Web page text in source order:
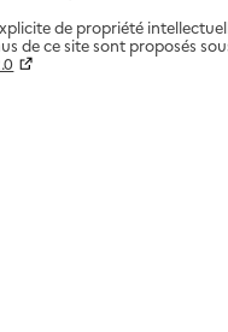
de propriété
de ce site sont proposés